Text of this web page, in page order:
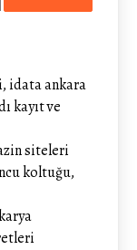
idata ankara
kayıt ve
siteleri
koltuğu,